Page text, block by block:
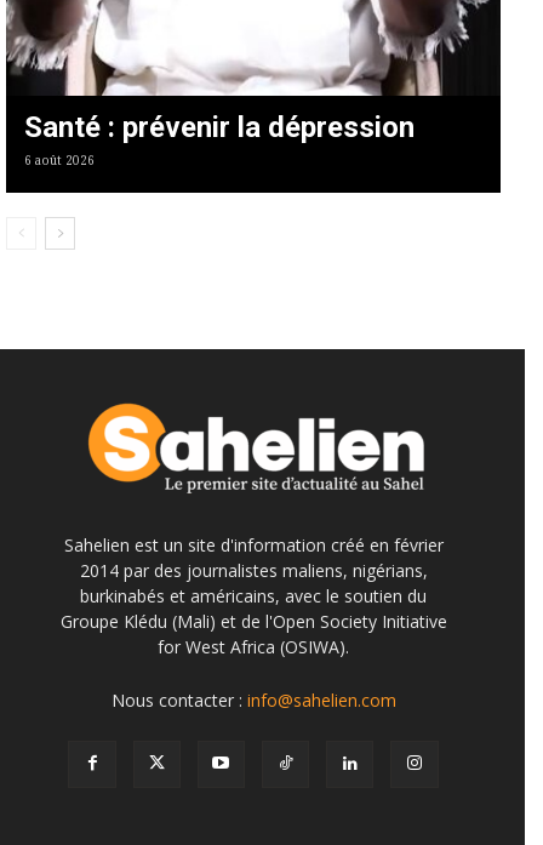
Santé : prévenir la dépression
6 août 2026
Sahelien est un site d'information créé en février
2014 par des journalistes maliens, nigérians,
burkinabés et américains, avec le soutien du
Groupe Klédu (Mali) et de l'Open Society Initiative
for West Africa (OSIWA).
Nous contacter : info@sahelien.com